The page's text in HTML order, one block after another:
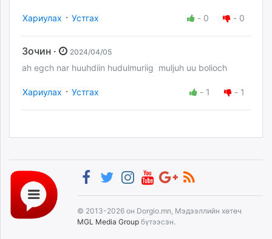
Хариулах · Устгах - 0 - 0
Зочин · 2024/04/05
ah egch nar huuhdiin hudulmuriig muljuh uu bolioch
Хариулах · Устгах - 1 - 1
© 2013-2026 он Dorgio.mn, Мэдээллийн хөтөч
MGL Media Group бүтээсэн.